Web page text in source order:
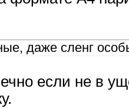
даже сленг
если не в